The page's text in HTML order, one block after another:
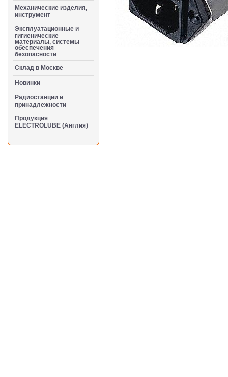
Механические изделия,
инструмент
Эксплуатационные и
гигиенические
материалы, системы
обеспечения
безопасности
Cклад в Москве
Новинки
Радиостанции и
принадлежности
Продукция
ELECTROLUBE (Англия)